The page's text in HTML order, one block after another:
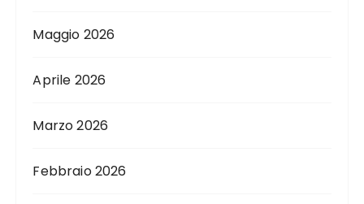
Maggio 2026
Aprile 2026
Marzo 2026
Febbraio 2026